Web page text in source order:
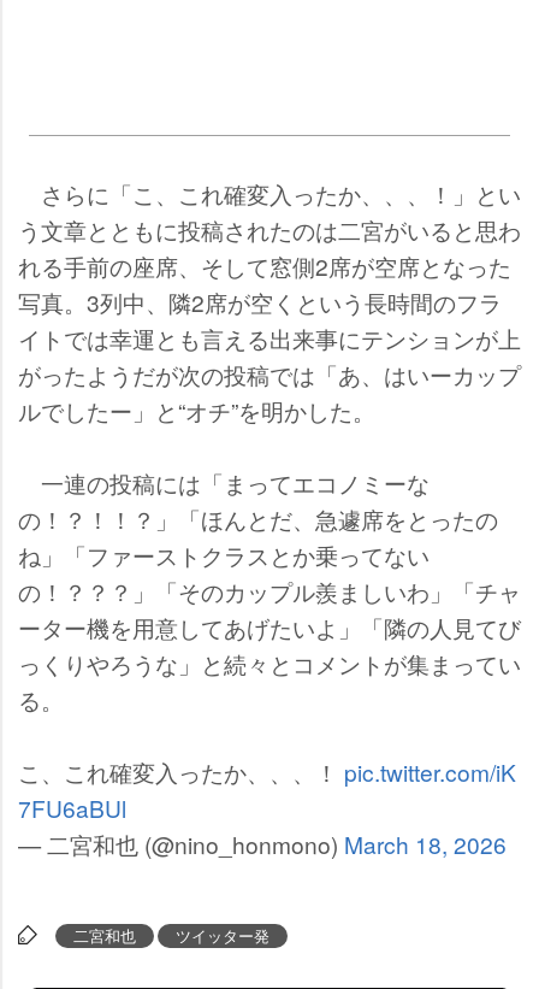
さらに「こ、これ確変入ったか、、、！」とい
う文章とともに投稿されたのは二宮がいると思わ
れる手前の座席、そして窓側2席が空席となった
写真。3列中、隣2席が空くという長時間のフラ
イトでは幸運とも言える出来事にテンションが上
がったようだが次の投稿では「あ、はいーカップ
ルでしたー」と“オチ”を明かした。
一連の投稿には「まってエコノミーな
の！？！！？」「ほんとだ、急遽席をとったの
ね」「ファーストクラスとか乗ってない
の！？？？」「そのカップル羨ましいわ」「チャ
ーター機を用意してあげたいよ」「隣の人見てび
っくりやろうな」と続々とコメントが集まってい
る。
こ、これ確変入ったか、、、！ pic.twitter.com/iK
7FU6aBUl
— 二宮和也 (@nino_honmono) March 18, 2026
二宮和也 ツイッター発